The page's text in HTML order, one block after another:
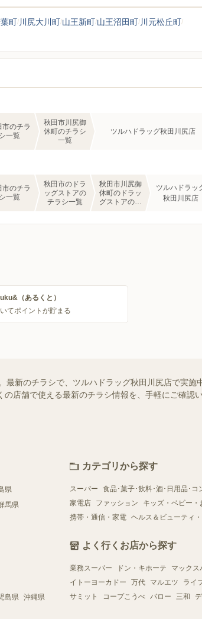
町 川尻大川町 山王新町 山王沼田町 川元松丘町
市のチラ
シ一覧
秋田市川尻御
休町のチラシ
一覧
ツルハドラッグ秋田川尻店
市のチラ
シ一覧
秋田市のドラ
ッグストアの
チラシ一覧
秋田市川尻御
休町のドラッ
グストアのチ
ツルハドラッ
秋田川尻店
（あるくと）
てポイントが貯まる
新のチラシで、ツルハドラッグ秋田川尻店で実
店舗で使える最新のチラシ情報を、手軽にご確認
県
馬県
島県 沖縄県
カテゴリから探す
スーパー 食品･菓子･飲料･酒･日用品･コ
家電店
ファッション キッズ・ベビー・
携帯・通信・家電 ヘルス＆ビューティ
よく行くお店から探す
業務スーパー ドン・キホーテ マックス
イトーヨーカドー
万代 マルエツ ライ
サミット
コープこうべ バロー 三和